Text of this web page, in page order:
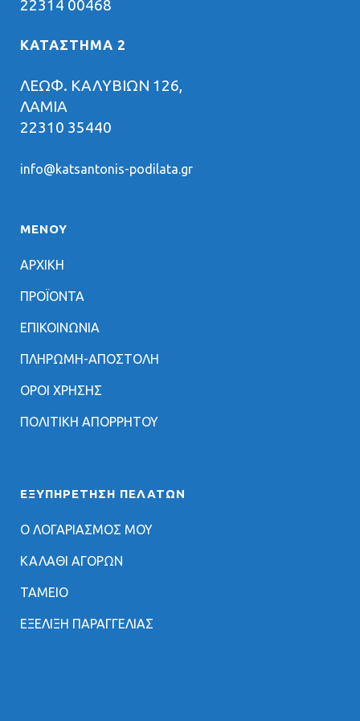
22314 00468
ΚΑΤΑΣΤΗΜΑ 2
ΛΕΩΦ. ΚΑΛΥΒΙΩΝ 126,
ΛΑΜΙΑ
22310 35440
info@katsantonis-podilata.gr
ΜΕΝΟΥ
ΑΡΧΙΚΗ
ΠΡΟΪΟΝΤΑ
ΕΠΙΚΟΙΝΩΝΙΑ
ΠΛΗΡΩΜΗ-ΑΠΟΣΤΟΛΗ
ΟΡΟΙ ΧΡΗΣΗΣ
ΠΟΛΙΤΙΚΗ ΑΠΟΡΡΗΤΟΥ
ΕΞΥΠΗΡΈΤΗΣΗ ΠΕΛΑΤΏΝ
Ο ΛΟΓΑΡΙΑΣΜΟΣ ΜΟΥ
ΚΑΛΑΘΙ ΑΓΟΡΩΝ
ΤΑΜΕΙΟ
ΕΞΕΛΙΞΗ ΠΑΡΑΓΓΕΛΙΑΣ